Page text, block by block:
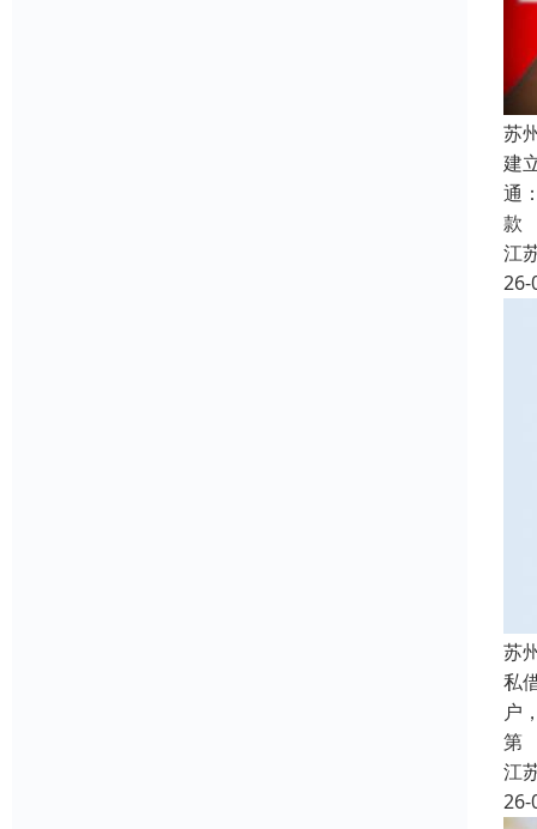
苏
建
通
款
江
26-
苏
私
户
第
江
26-